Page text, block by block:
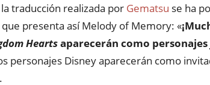
la traducción realizada por Gematsu se ha
presenta así Melody of Memory: «
Heartsaparecerán como personajes
personajes Disney aparecerán como